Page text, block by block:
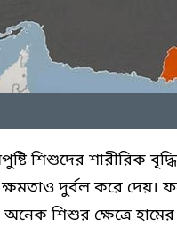
শিশুদের শারীরিক
দুর্বল করে দেয়।
শিশুর ক্ষেত্রে